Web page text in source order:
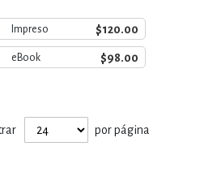
Impreso $120.00
eBook $98.00
por página